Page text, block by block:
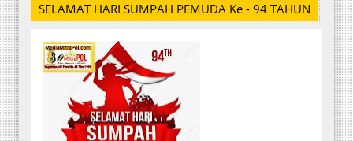
SELAMAT HARI SUMPAH PEMUDA Ke - 94 TAHUN